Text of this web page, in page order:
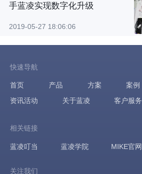
手蓝凌实现数字化升级
2019-05-27 18:06:06
快速导航
首页 产品 方案 案例
资讯活动
关于蓝凌 客户服务
相关链接
蓝凌叮当 蓝凌学院 MIKE官网
关注我们